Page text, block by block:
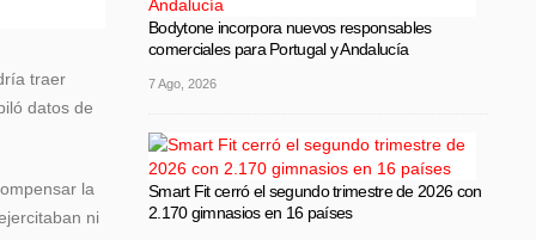
traer
datos de
la
ni
Bodytone incorpora nuevos responsables
comerciales para Portugal y Andalucía
7 Ago, 2026
Smart Fit cerró el segundo trimestre de 2026 con
2.170 gimnasios en 16 países